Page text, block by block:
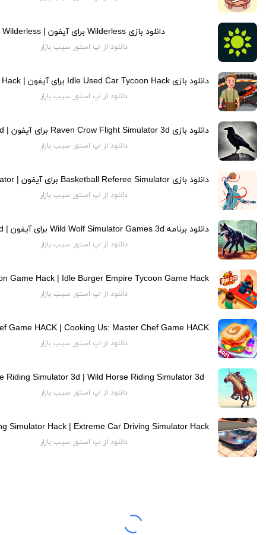
دانلود بازی Wilderless برای آیفون | Wilderless
دانلود از اپ استور سیب بازار
دانلود از اپ استور سیب بازار
دانلود از اپ استور سیب بازار
دانلود از اپ استور سیب بازار
دانلود از اپ استور سیب بازار
دانلود از اپ استور سیب بازار
دانلود از اپ استور سیب بازار
Riding Simulator 3d | Wild Horse Riding Simulator 3d
دانلود از اپ استور سیب بازار
دانلود از اپ استور سیب بازار